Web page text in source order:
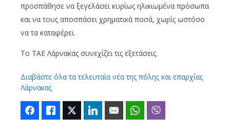
προσπάθησε να ξεγελάσει κυρίως ηλικιωμένα πρόσωπα
και να τους αποσπάσει χρηματικά ποσά, χωρίς ωστόσο
να τα καταφέρει.
Το ΤΑΕ Λάρνακας συνεχίζει τις εξετάσεις.
Διαβάστε όλα τα τελευταία νέα της πόλης και επαρχίας
Λάρνακας
FacebookLike Twitter LinkedIn Email WhatsApp